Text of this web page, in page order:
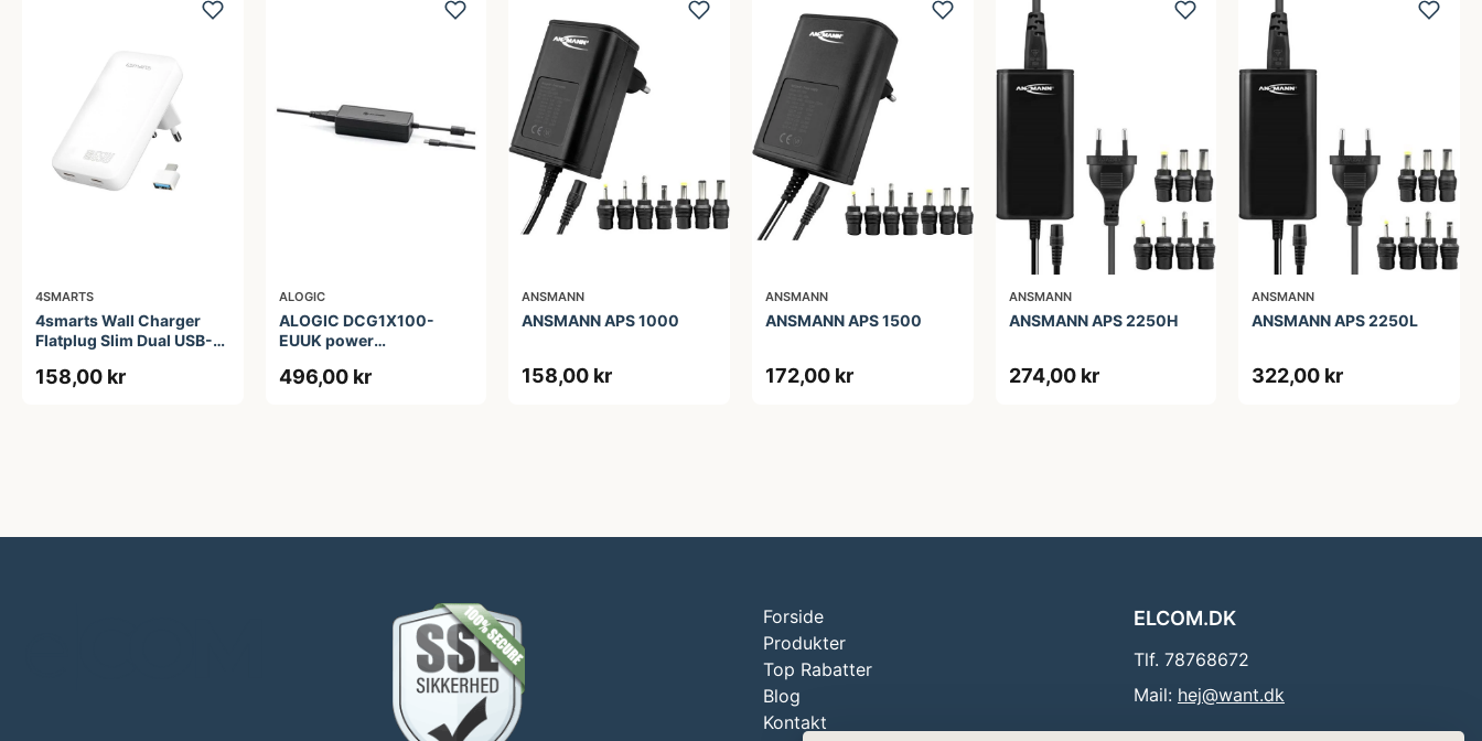
4SMARTS
4smarts Wall Charger
Flatplug Slim Dual USB-C
158,00 kr
ALOGIC
ALOGIC DCG1X100-
EUUK power
496,00 kr
ANSMANN
ANSMANN APS 1000
158,00 kr
ANSMANN
ANSMANN APS 1500
172,00 kr
ANSMANN
ANSMANN APS 2250H
274,00 kr
ANSMANN
ANSMANN APS 2250L
322,00 kr
Forside
Produkter
Top Rabatter
Blog
Kontakt
ELCOM.DK
Tlf. 78768672
Mail: hej@want.dk